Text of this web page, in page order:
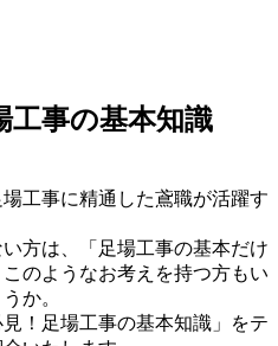
工事の基本知識
工事に精通した鳶職が活躍す
方は、「足場工事の基本だけ
のようなお考えを持つ方もい
か。
！足場工事の基本知識」をテ